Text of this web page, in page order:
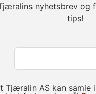
nyhetsbrev og
tips!
Tjæralin AS kan samle